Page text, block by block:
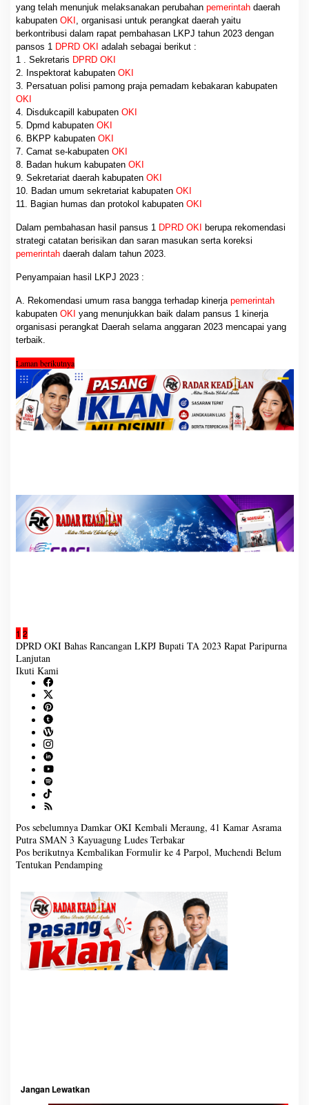
yang telah menunjuk melaksanakan perubahan pemerintahdaerah
kabupaten OKI , organisasi untuk perangkat daerah yaitu
berkontribusi dalam rapat pembahasan LKPJ tahun 2023 dengan
pansos 1 DPRD OKI adalah sebagai berikut :
1 . Sekretaris DPRD OKI
2. Inspektorat kabupaten OKI
3. Persatuan polisi pamong praja pemadam kebakaran kabupaten
OKI
4. Disdukcapill kabupaten OKI
5. Dpmd kabupaten OKI
6. BKPP kabupaten OKI
7. Camat se-kabupaten OKI
8. Badan hukum kabupaten OKI
9. Sekretariat daerah kabupaten OKI
10. Badan umum sekretariat kabupaten OKI
11. Bagian humas dan protokol kabupaten OKI
Dalam pembahasan hasil pansus 1 DPRD OKI
berupa rekomendasi
strategi catatan berisikan dan saran masukan serta koreksi
pemerintahdaerah dalam tahun 2023.
Penyampaian hasil LKPJ 2023 :
A. Rekomendasi umum rasa bangga terhadap kinerja pemerintah
kabupaten OKI yang menunjukkan baik dalam pansus 1 kinerja
organisasi perangkat Daerah selama anggaran 2023 mencapai yang
terbaik.
Laman berikutnya
1 2
DPRD OKI Bahas Rancangan LKPJ Bupati TA 2023 Rapat Paripurna
Lanjutan
Ikuti Kami
N
a
v
i
Pos sebelumnyaDamkar OKI Kembali Meraung, 41 Kamar Asrama
Putra SMAN 3 Kayuagung Ludes Terbakar
Pos berikutnyaKembalikan Formulir ke 4 Parpol, Muchendi Belum
Tentukan Pendamping
Jangan Lewatkan